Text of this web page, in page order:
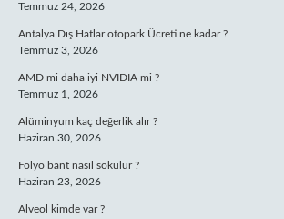
Temmuz 24, 2026
Antalya Dış Hatlar otopark Ücreti ne kadar ?
Temmuz 3, 2026
AMD mi daha iyi NVIDIA mi ?
Temmuz 1, 2026
Alüminyum kaç değerlik alır ?
Haziran 30, 2026
Folyo bant nasıl sökülür ?
Haziran 23, 2026
Alveol kimde var ?